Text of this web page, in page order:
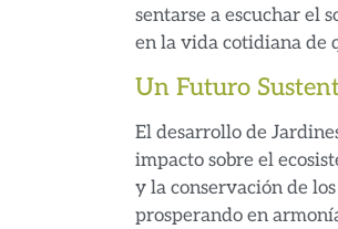
sentarse a escuchar el
en la vida cotidiana de
Un Futuro
El desarrollo de
impacto sobre el
y la conservación de
prosperando en